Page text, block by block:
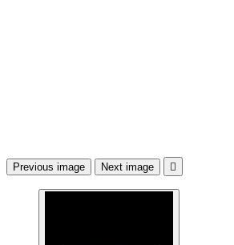
Previous image Next image 